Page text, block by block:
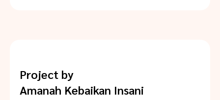
Project by
Amanah Kebaikan Insani